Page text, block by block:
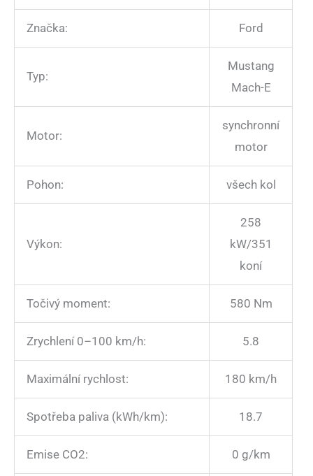
Značka: Ford
Typ:
Mustang
Mach-E
Motor:
synchronní
motor
Pohon: všech kol
Výkon:
258
kW/351
koní
Točivý moment: 580 Nm
Zrychlení 0–100 km/h: 5.8
Maximální rychlost: 180 km/h
Spotřeba paliva (kWh/km): 18.7
Emise CO2: 0 g/km